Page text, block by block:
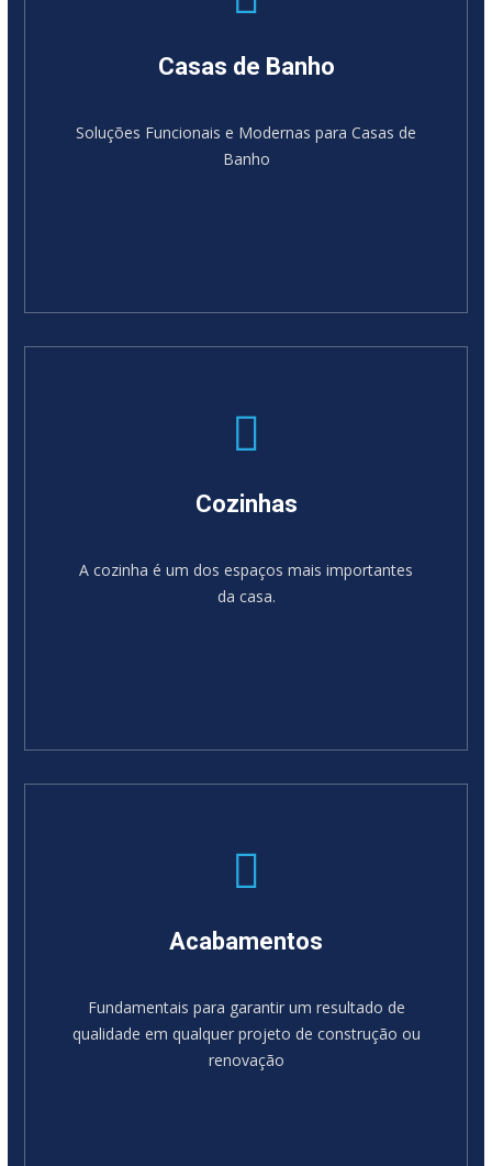
Casas de Banho
Soluções Funcionais e Modernas para Casas de
Banho
Cozinhas
A cozinha é um dos espaços mais importantes
da casa.
Acabamentos
Fundamentais para garantir um resultado de
qualidade em qualquer projeto de construção ou
renovação
SABER MAIS